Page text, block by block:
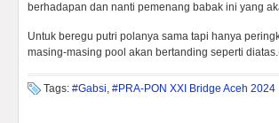
berhadapan dan nanti pemenang babak ini yang
Untuk beregu putri polanya sama tapi hanya
masing-masing pool akan bertanding seperti
Tags: #Gabsi, #PRA-PON XXI Bridge Aceh 2024